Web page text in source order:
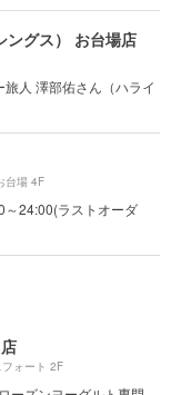
グス） お台場店
人 澤部佑さん（ハライ
台場 4F
～24:00(ラストオーダ
ォート 2F